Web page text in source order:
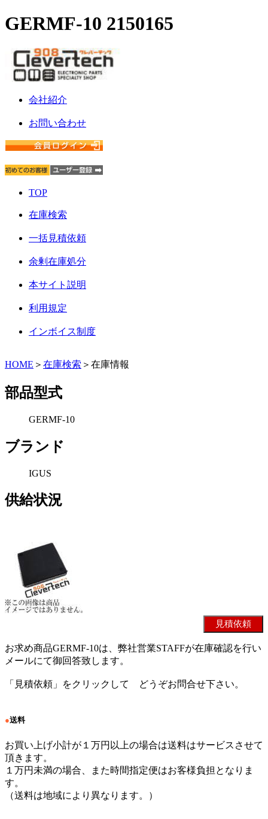
GERMF-10 2150165
会社紹介
お問い合わせ
TOP
在庫検索
一括見積依頼
余剰在庫処分
本サイト説明
利用規定
インボイス制度
HOME ＞ 在庫検索 ＞在庫情報
部品型式
GERMF-10
ブランド
IGUS
供給状況
お求め商品GERMF-10は、弊社営業STAFFが在庫確認を行い
メールにて御回答致します。
「見積依頼」をクリックして どうぞお問合せ下さい。
●送料
お買い上げ小計が１万円以上の場合は送料はサービスさせて
頂きます。
１万円未満の場合、また時間指定便はお客様負担となりま
す。
（送料は地域により異なります。）